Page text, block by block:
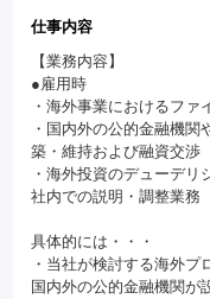
仕事内容
【業務内容】
●雇用時
・海外事業におけるフ
・国内外の公的金融機
築・維持および融資交渉
・海外投資のデューデ
社内での説明・調整業務
具体的には・・・
・当社が検討する海外プ
国内外の公的金融機関が